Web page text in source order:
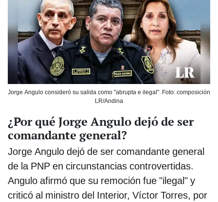
Jorge Angulo consideró su salida como "abrupta e ilegal". Foto: composición
LR/Andina
¿Por qué Jorge Angulo dejó de ser
comandante general?
Jorge Angulo dejó de ser comandante general
de la PNP en circunstancias controvertidas.
Angulo afirmó que su remoción fue "ilegal" y
criticó al ministro del Interior, Víctor Torres, por